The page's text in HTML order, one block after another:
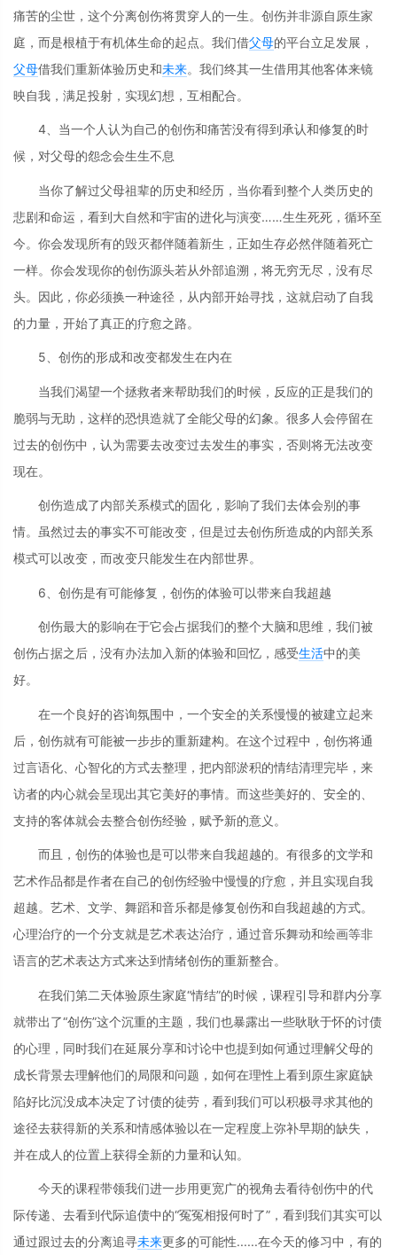
痛苦的尘世，这个分离创伤将贯穿人的一生。创伤并非源自原生家
庭，而是根植于有机体生命的起点。我们借父母的平台立足发展，
父母借我们重新体验历史和未来。我们终其一生借用其他客体来镜
映自我，满足投射，实现幻想，互相配合。
4、当一个人认为自己的创伤和痛苦没有得到承认和修复的时
候，对父母的怨念会生生不息
当你了解过父母祖辈的历史和经历，当你看到整个人类历史的
悲剧和命运，看到大自然和宇宙的进化与演变……生生死死，循环至
今。你会发现所有的毁灭都伴随着新生，正如生存必然伴随着死亡
一样。你会发现你的创伤源头若从外部追溯，将无穷无尽，没有尽
头。因此，你必须换一种途径，从内部开始寻找，这就启动了自我
的力量，开始了真正的疗愈之路。
5、创伤的形成和改变都发生在内在
当我们渴望一个拯救者来帮助我们的时候，反应的正是我们的
脆弱与无助，这样的恐惧造就了全能父母的幻象。很多人会停留在
过去的创伤中，认为需要去改变过去发生的事实，否则将无法改变
现在。
创伤造成了内部关系模式的固化，影响了我们去体会别的事
情。虽然过去的事实不可能改变，但是过去创伤所造成的内部关系
模式可以改变，而改变只能发生在内部世界。
6、创伤是有可能修复，创伤的体验可以带来自我超越
创伤最大的影响在于它会占据我们的整个大脑和思维，我们被
创伤占据之后，没有办法加入新的体验和回忆，感受生活中的美
好。
在一个良好的咨询氛围中，一个安全的关系慢慢的被建立起来
后，创伤就有可能被一步步的重新建构。在这个过程中，创伤将通
过言语化、心智化的方式去整理，把内部淤积的情结清理完毕，来
访者的内心就会呈现出其它美好的事情。而这些美好的、安全的、
支持的客体就会去整合创伤经验，赋予新的意义。
而且，创伤的体验也是可以带来自我超越的。有很多的文学和
艺术作品都是作者在自己的创伤经验中慢慢的疗愈，并且实现自我
超越。艺术、文学、舞蹈和音乐都是修复创伤和自我超越的方式。
心理治疗的一个分支就是艺术表达治疗，通过音乐舞动和绘画等非
语言的艺术表达方式来达到情绪创伤的重新整合。
在我们第二天体验原生家庭“情结”的时候，课程引导和群内分享
就带出了“创伤”这个沉重的主题，我们也暴露出一些耿耿于怀的讨债
的心理，同时我们在延展分享和讨论中也提到如何通过理解父母的
成长背景去理解他们的局限和问题，如何在理性上看到原生家庭缺
陷好比沉没成本决定了讨债的徒劳，看到我们可以积极寻求其他的
途径去获得新的关系和情感体验以在一定程度上弥补早期的缺失，
并在成人的位置上获得全新的力量和认知。
今天的课程带领我们进一步用更宽广的视角去看待创伤中的代
际传递、去看到代际追债中的“冤冤相报何时了”，看到我们其实可以
通过跟过去的分离追寻未来更多的可能性......在今天的修习中，有的